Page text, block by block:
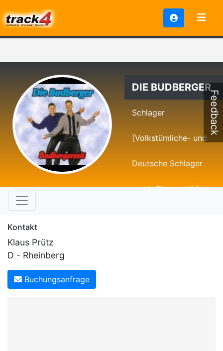
DIE BUDBERGER
Schlager
[Volkstümliche- und
Deutsche Schlager
sowie Tanzmusik]
Kontakt
Klaus Prütz
D - Rheinberg
Buchungsanfrage
Feedback